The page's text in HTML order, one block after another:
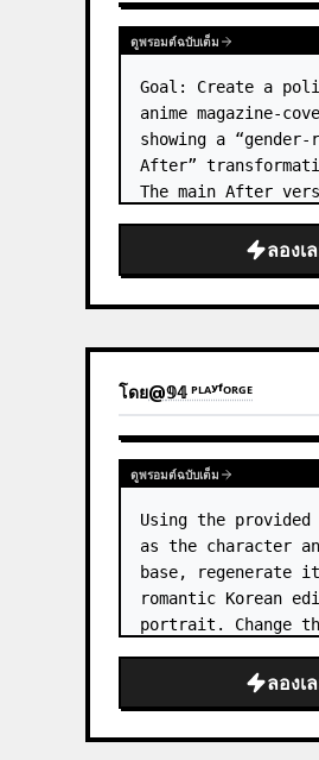
ดูพรอมต์ฉบับเต็ม
Goal: Create a
anime magazine-
showing a
After”
The main After
boy who preserves…
ลองเ
โดย@𝟡𝟜 ᴾᴸᴬʸᶠᴼᴿᴳᴱ
ดูพรอมต์ฉบับเต็ม
Using the provided
as the character
base, regenerate
romantic Korean
portrait. Change
the subject facing
closed, gently
ลองเ